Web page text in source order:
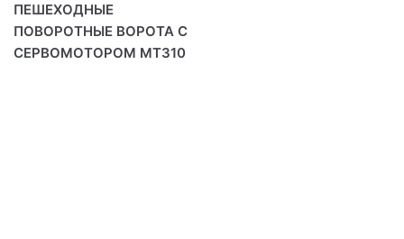
ПЕШЕХОДНЫЕ
ПОВОРОТНЫЕ ВОРОТА С
СЕРВОМОТОРОМ MT310